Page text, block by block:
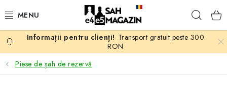
PROMOTII
ȘAH
Transport gratuit peste 300
RON
Piese de șah de rezervă